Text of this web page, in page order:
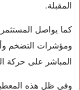
المقبلة.
كما يواصل
ومؤشرات التضخم
المباشر على حركة
وفي ظل هذه